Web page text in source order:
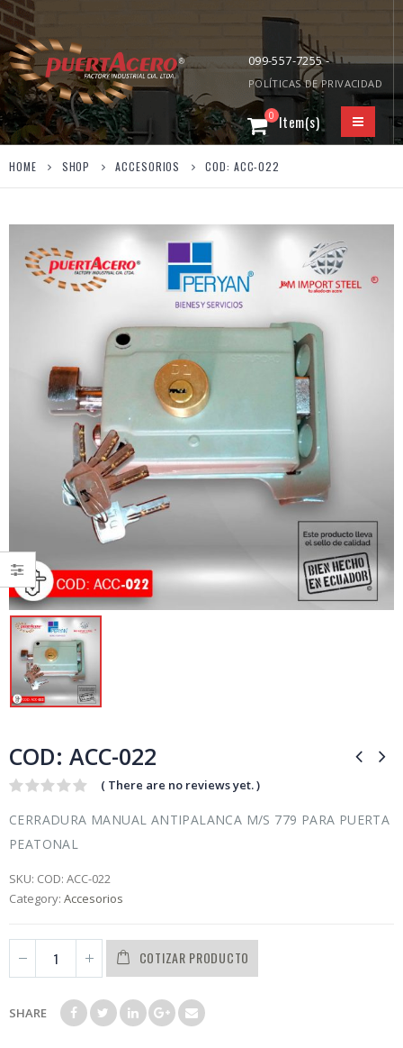
099-557-7255 -
POLÍTICAS DE PRIVACIDAD
0
HOME SHOP ACCESORIOS COD: ACC-022
COD: ACC-022
out
of
( There are no reviews yet. )
CERRADURA MANUAL ANTIPALANCA M/S 779 PARA PUERTA
PEATONAL
SKU: COD: ACC-022
Category: Accesorios
COTIZAR PRODUCTO
SHARE